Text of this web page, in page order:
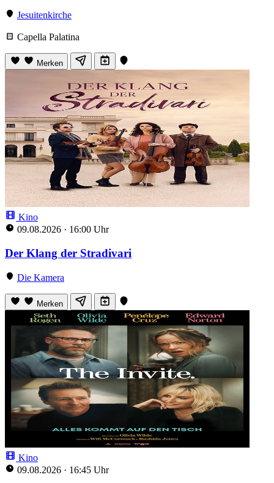
Jesuitenkirche
Capella Palatina
Merken
Kino
09.08.2026 · 16:00 Uhr
Der Klang der Stradivari
Die Kamera
Merken
Kino
09.08.2026 · 16:45 Uhr